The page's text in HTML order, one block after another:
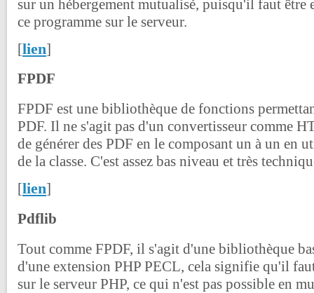
sur un hébergement mutualisé, puisqu'il faut être
ce programme sur le serveur.
[lien]
FPDF
FPDF est une bibliothèque de fonctions
PDF. Il ne s'agit pas d'un convertisseur comme
de générer des PDF en le composant un à un en
de la classe. C'est assez bas niveau et très
[lien]
Pdflib
Tout comme FPDF, il s'agit d'une bibliothèque
d'une extension PHP PECL, cela signifie qu'il
sur le serveur PHP, ce qui n'est pas possible en